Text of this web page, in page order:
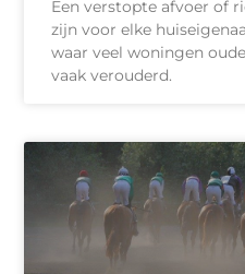
Een verstopte afvoer of
zijn voor elke
waar veel woningen
vaak verouderd.